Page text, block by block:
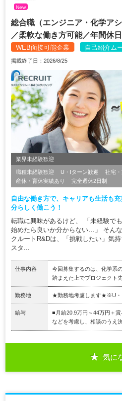
New
総合職（エンジニア・化学ア
／柔軟な働き方可能／年間休
WEB面接可能企業
自己紹介ム
掲載終了日：2026/8/25
業界未経験歓迎
職種未経験歓迎 U・Iターン歓迎
社宅
産休・育休実績あり
完全週休2日制
自由な働き方で、キャリアも生活も
分らしく働こう！
転職に興味があるけど、 「未経験で
始めたら良いか分からない…」 そん
クルートR&Dは、「挑戦したい」気
スタ...
仕事内容
今回募集するのは、化学系
踏まえた上でプロジェクト
勤務地 ★勤務地考慮します★※U・
給与
■月給20.9万円～44万円＋
などを考慮し、相談のうえ決
気に